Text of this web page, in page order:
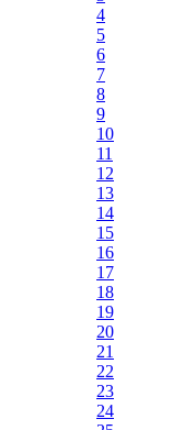
4
5
6
7
8
9
10
11
12
13
14
15
16
17
18
19
20
21
22
23
24